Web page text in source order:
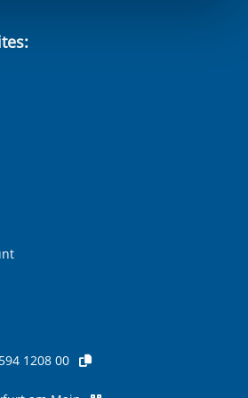
Cookies setzen wir aufgrund
*
1208 00